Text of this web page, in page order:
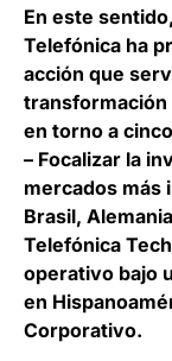
En este
Telefónica ha
acción que
transformación
en torno a
– Focalizar la
mercados más
Brasil,
Telefónica
operativo bajo
en
Corporativo.